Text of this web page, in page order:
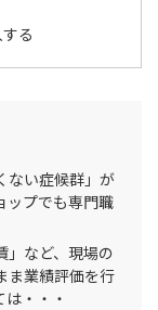
る
ない症候群」が
ップでも専門職
」など、現場の
ま業績評価を行
・・・